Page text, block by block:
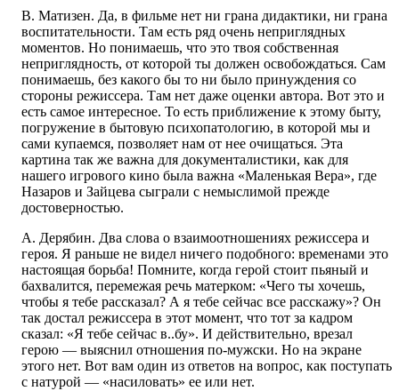
В. Матизен. Да, в фильме нет ни грана дидактики, ни грана
воспитательности. Там есть ряд очень неприглядных
моментов. Но понимаешь, что это твоя собственная
неприглядность, от которой ты должен освобождаться. Сам
понимаешь, без какого бы то ни было принуждения со
стороны режиссера. Там нет даже оценки автора. Вот это и
есть самое интересное. То есть приближение к этому быту,
погружение в бытовую психопатологию, в которой мы и
сами купаемся, позволяет нам от нее очищаться. Эта
картина так же важна для документалистики, как для
нашего игрового кино была важна «Маленькая Вера», где
Назаров и Зайцева сыграли с немыслимой прежде
достоверностью.
А. Дерябин. Два слова о взаимоотношениях режиссера и
героя. Я раньше не видел ничего подобного: временами это
настоящая борьба! Помните, когда герой стоит пьяный и
бахвалится, перемежая речь матерком: «Чего ты хочешь,
чтобы я тебе рассказал? А я тебе сейчас все расскажу»? Он
так достал режиссера в этот момент, что тот за кадром
сказал: «Я тебе сейчас в..бу». И действительно, врезал
герою — выяснил отношения по-мужски. Но на экране
этого нет. Вот вам один из ответов на вопрос, как поступать
с натурой — «насиловать» ее или нет.